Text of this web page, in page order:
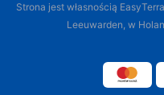
Strona jest własnością
Leeuwarden, w